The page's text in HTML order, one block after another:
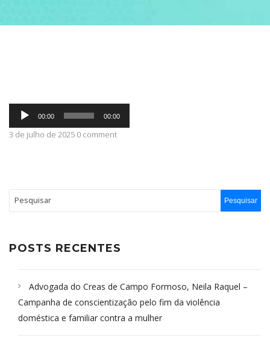
Tocador
áudio
00:00 00:00
3 de julho de 2025 0 comment
POSTS RECENTES
Advogada do Creas de Campo Formoso, Neila Raquel –
Campanha de conscientização pelo fim da violência
doméstica e familiar contra a mulher